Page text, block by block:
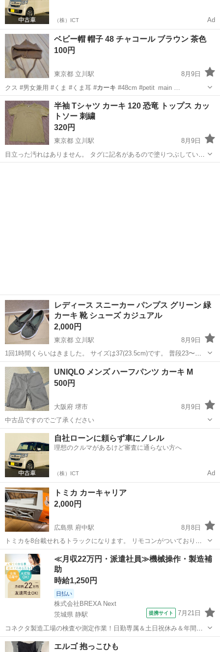
（株）ICT Ad
ベビー帽 帽子 48 チャコール ブラウン 茶色
100円
東京都 立川駅
8月9日
クス #男女兼用 #くま #くま耳 #カーキ #48cm #petit_main …
東京 立川市 立川駅 ベビー用品 プティマイン
半袖 Tシャツ カーキ 120 恐竜 トップス カッ
トソー 刺繍
320円
東京都 立川駅
8月9日
目立った汚れはありません。 タグに記名があるので塗りつぶしていま
す。 #キッズ #こども #子供 #子ども #子供服 #子ども服 #5歳 #6歳 #7
レディース スニーカー パンプス グリーン 緑
カーキ 靴 シューズ カジュアル
2,000円
東京都 立川駅
8月9日
1回1時間くらいはきました。 サイズは37(23.5cm)です。 普段23〜
23.5cmでちょっと余裕がある気がします。 #メッシュ #コンフォート
シューズ
東京 立川市 シューズ
UNIQLO メンズ ハーフパンツ カーキ M
500円
大阪府 堺市
8月9日
中古品ですのでご了承ください
大阪 堺市 服/ファッション
自社ローンに頼らず車にノレル
理想のクルマがあるけど審査に通らない方へ
（株）ICT Ad
トミカ カーキャリア
2,000円
広島県 府中駅
8月8日
トミカを8台載せれるトラックになります。 リモコンがついており、
リモコンで前進したり旋回ができます。 別投稿のメカアクション自動
車工場と一緒に使うと、工場を自動化出来るようです。
広島 府中市 府中駅 ミニカー トミカ
≪月収22万円・派遣社員≫機械操作・製造補
助
時給1,250円
日払い
株式会社BREXA Next
茨城県 静駅
提携サイト 7月21日
コネクタ製造工場の検査や測定作業！日勤専属＆土日祝休み＆年間休
日128日★クリーンルーム内作業★マイカー通勤OK＆無料駐車場あり
★就業先食堂利用可！日払い制度あり！《茨城県常陸大宮市》 人気の
茨城 常陸大宮市 静駅 その他
エルゴ 抱っこひも